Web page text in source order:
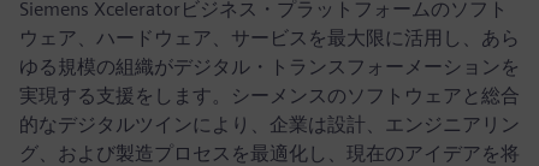
Siemens Xceleratorビジネス・プラットフォームのソフト
ウェア、ハードウェア、サービスを最大限に活用し、あら
ゆる規模の組織がデジタル・トランスフォーメーションを
実現する支援をします。シーメンスのソフトウェアと総合
的なデジタルツインにより、企業は設計、エンジニアリン
グ、および製造プロセスを最適化し、現在のアイデアを将